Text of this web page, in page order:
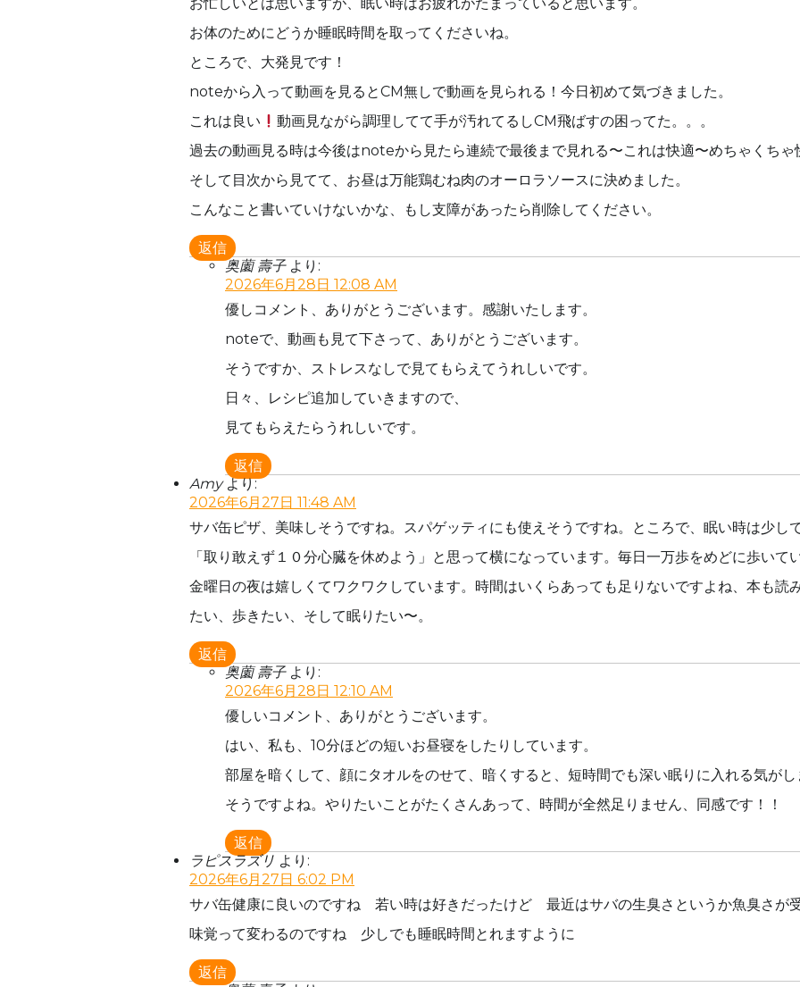
お体のためにどうか睡眠時間を取ってくださいね。
ところで、大発見です！
noteから入って動画を見るとCM無しで動画を見られる！今日初めて気づきました。
これは良い
動画見ながら調理してて手が汚れてるしCM飛ばすの困ってた。。。
過去の動画見る時は今後はnoteから見たら連続で最後まで見れる〜これは快適〜めちゃくちゃ
そして目次から見てて、お昼は万能鶏むね肉のオーロラソースに決めました。
こんなこと書いていけないかな、もし支障があったら削除してください。
返信
奥薗 壽子 より:
2026年6月28日 12:08 AM
優しコメント、ありがとうございます。感謝いたします。
noteで、動画も見て下さって、ありがとうございます。
そうですか、ストレスなしで見てもらえてうれしいです。
日々、レシピ追加していきますので、
見てもらえたらうれしいです。
返信
Amy より:
2026年6月27日 11:48 AM
サバ缶ピザ、美味しそうですね。スパゲッティにも使えそうですね。ところで、眠い時は少し
「取り敢えず１０分心臓を休めよう」と思って横になっています。毎日一万歩をめどに歩い
金曜日の夜は嬉しくてワクワクしています。時間はいくらあっても足りないですよね、本も読
たい、歩きたい、そして眠りたい〜。
返信
奥薗 壽子 より:
2026年6月28日 12:10 AM
優しいコメント、ありがとうございます。
はい、私も、10分ほどの短いお昼寝をしたりしています。
部屋を暗くして、顔にタオルをのせて、暗くすると、短時間でも深い眠りに入れる気がし
そうですよね。やりたいことがたくさんあって、時間が全然足りません、同感です！！
返信
ラピスラズリ より:
2026年6月27日 6:02 PM
サバ缶健康に良いのですね 若い時は好きだったけど 最近はサバの生臭さというか魚臭さが
味覚って変わるのですね 少しでも睡眠時間とれますように
返信